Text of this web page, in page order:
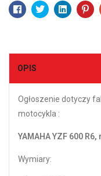
Facebook
TwitterLinkedin
OPIS
Ogłoszenie dotyczy
motocykla :
YAMAHA YZF 600
Wymiary: